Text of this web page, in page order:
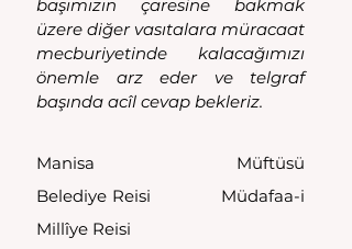
başımızın çaresine bakmak
üzere diğer vasıtalara müracaat
mecburiyetinde kalacağımızı
önemle arz eder ve telgraf
başında acîl cevap bekleriz.
Manisa Müftüsü
Belediye Reisi              Müdafaa-i
Millîye Reisi